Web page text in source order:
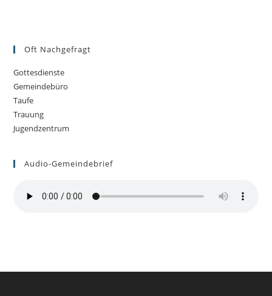
Oft Nachgefragt
Gottesdienste
Gemeindebüro
Taufe
Trauung
Jugendzentrum
Audio-Gemeindebrief